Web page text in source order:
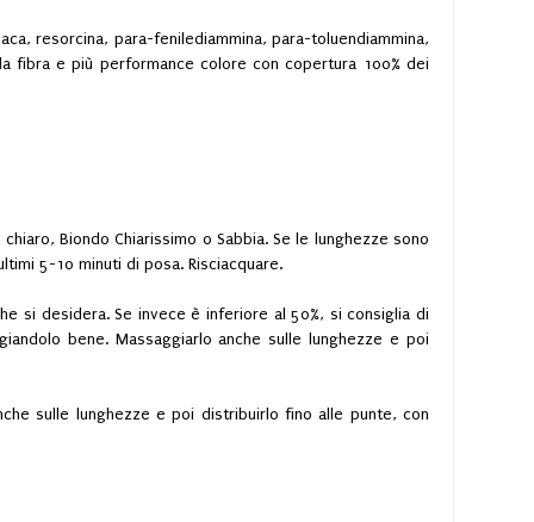
resorcina, para-fenilediammina, para-toluendiammina,
fibra e più performance colore con copertura 100% dei
Biondo Chiarissimo o Sabbia. Se le lunghezze sono
5-10 minuti di posa. Risciacquare.
si desidera. Se invece è inferiore al 50%, si consiglia di
bene. Massaggiarlo anche sulle lunghezze e poi
sulle lunghezze e poi distribuirlo fino alle punte, con